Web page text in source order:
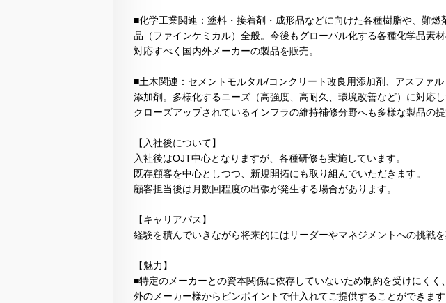
■化学工業関連：塗料・接着剤・成形品などに向けた各種樹脂や、難燃
品（ファインケミカル）全般。今後もグローバル化する各種化学品素
対応すべく国内外メーカーの製品を販売。
■土木関連：セメントモルタル/コンクリート改良用添加剤、アスファ
添加剤。多様化するニーズ（高強度、高耐久、環境改善など）に対応
クローズアップされているインフラの維持補修分野へも多様な製品の提
【入社後について】
入社後はOJT中心となりますが、各種研修も実施しています。
既存顧客を中心としつつ、新規開拓にも取り組んでいただきます。
顧客担当後は月数回程度の出張が発生する場合があります。
【キャリアパス】
経験を積んでいきながら将来的にはリーダーやマネジメントへの挑戦を
【魅力】
■特定のメーカーとの資本関係に依存していないため制約を受けにくく
外のメーカー様からピンポイントで仕入れてご提供することができます